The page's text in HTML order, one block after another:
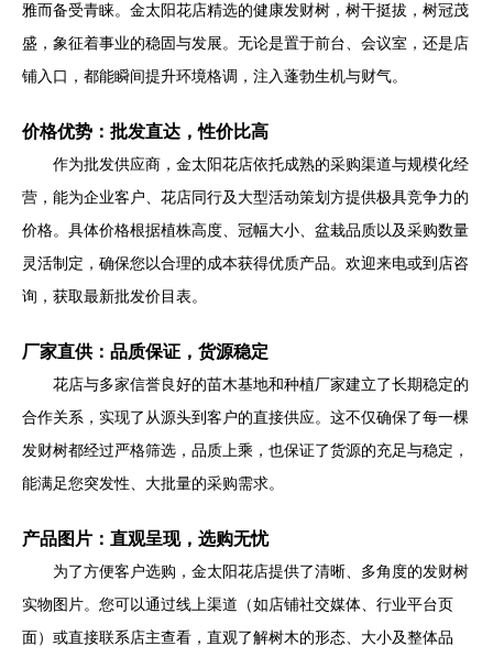
雅而备受青睐。金太阳花店精选的健康发财树，树干挺拔，树冠茂
盛，象征着事业的稳固与发展。无论是置于前台、会议室，还是店
铺入口，都能瞬间提升环境格调，注入蓬勃生机与财气。
价格优势：批发直达，性价比高
作为批发供应商，金太阳花店依托成熟的采购渠道与规模化经
营，能为企业客户、花店同行及大型活动策划方提供极具竞争力的
价格。具体价格根据植株高度、冠幅大小、盆栽品质以及采购数量
灵活制定，确保您以合理的成本获得优质产品。欢迎来电或到店咨
询，获取最新批发价目表。
厂家直供：品质保证，货源稳定
花店与多家信誉良好的苗木基地和种植厂家建立了长期稳定的
合作关系，实现了从源头到客户的直接供应。这不仅确保了每一棵
发财树都经过严格筛选，品质上乘，也保证了货源的充足与稳定，
能满足您突发性、大批量的采购需求。
产品图片：直观呈现，选购无忧
为了方便客户选购，金太阳花店提供了清晰、多角度的发财树
实物图片。您可以通过线上渠道（如店铺社交媒体、行业平台页
面）或直接联系店主查看，直观了解树木的形态、大小及整体品